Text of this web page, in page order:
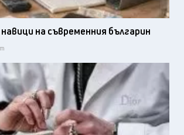
на съвременния българин